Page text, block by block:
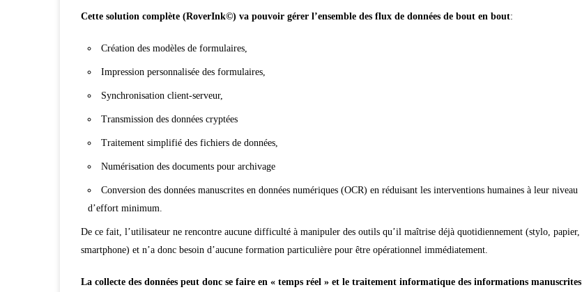
Cette solution complète (RoverInk©) va pouvoir gérer l’ensemble des flux de données de bout en bout:
Création des modèles de formulaires,
Impression personnalisée des formulaires,
Synchronisation client-serveur,
Transmission des données cryptées
Traitement simplifié des fichiers de données,
Numérisation des documents pour archivage
Conversion des données manuscrites en données numériques (OCR) en réduisant les interventions humaines à leur niveau
d’effort minimum.
De ce fait, l’utilisateur ne rencontre aucune difficulté à manipuler des outils qu’il maîtrise déjà quotidiennement (stylo, papier,
smartphone) et n’a donc besoin d’aucune formation particulière pour être opérationnel immédiatement.
La collecte des données peut donc se faire en « temps réel » et le traitement informatique des informations manuscrites